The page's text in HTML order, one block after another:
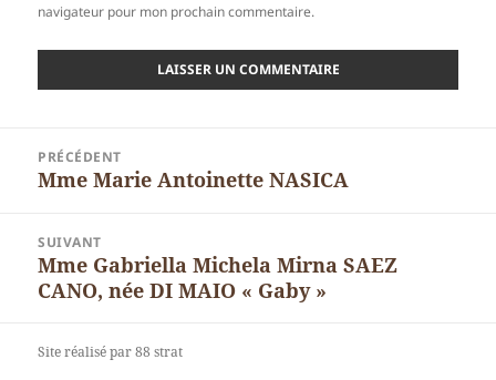
navigateur pour mon prochain commentaire.
l’article
PRÉCÉDENT
Article
Mme Marie Antoinette NASICA
SUIVANT
Article
suivant :
Mme Gabriella Michela Mirna SAEZ
CANO, née DI MAIO « Gaby »
Site réalisé par 88 strat